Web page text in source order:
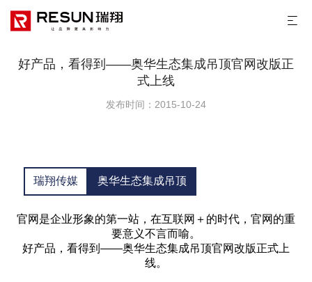
好产品，看得到——奥华生态集成吊顶官网改版正
式上线
发布时间：2015-10-24
瑞翔传媒 奥华生态集成吊顶
官网是企业形象的第一站，在互联网＋的时代，官网的重
要意义不言而喻。
好产品，看得到——奥华生态集成吊顶官网改版正式上
线。